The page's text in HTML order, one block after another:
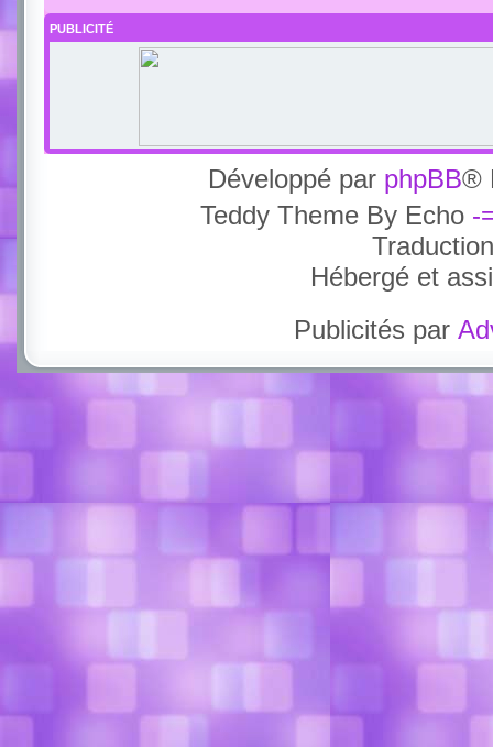
PUBLICITÉ
Développé par phpBB®
Teddy Theme By Echo -
Hébergé et
Publicités par